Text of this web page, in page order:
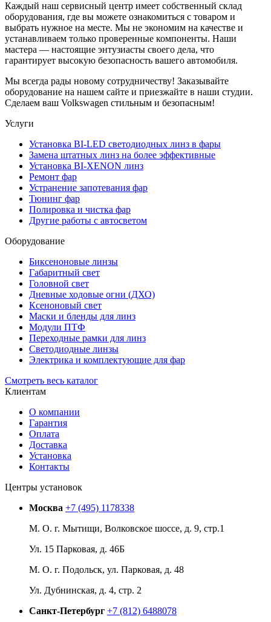
Каждый наш сервисный центр имеет собственный склад
оборудования, где вы можете ознакомиться с товаром и
выбрать нужное на месте. Мы не экономим на качестве и
устанавливаем только проверенные компоненты. Наши
мастера — настоящие энтузиасты своего дела, что
гарантирует высокую безопасность вашего автомобиля.
Мы всегда рады новому сотрудничеству! Заказывайте
оборудование на нашем сайте и приезжайте в наши студии.
Сделаем ваш Volkswagen стильным и безопасным!
Услуги
Установка BI-LED светодиодных линз в фары
Замена штатных линз на более эффективные
Установка BI-XENON линз
Ремонт фар
Устранение запотевания фар
Тюнинг фар
Полировка и чистка фар
Другие работы с автосветом
Оборудование
Биксеноновые линзы
Габаритный свет
Головной свет
Дневные ходовые огни (ДХО)
Ксеноновый свет
Маски и бленды для линз
Модули ПТФ
Переходные рамки для линз
Светодиодные линзы
Электрика и комплектующие для фар
Смотреть весь каталог
Клиентам
О компании
Гарантия
Оплата
Доставка
Установка
Контакты
Центры установок
Москва +7 (495) 1178338
М. О. г. Мытищи, Волковское шоссе, д. 9, стр.1
Ул. 15 Парковая, д. 46Б
М. О. г. Подольск, ул. Парковая, д. 48
Ул. Дубнинская, д. 4, стр. 2
Санкт-Петербург +7 (812) 6488078